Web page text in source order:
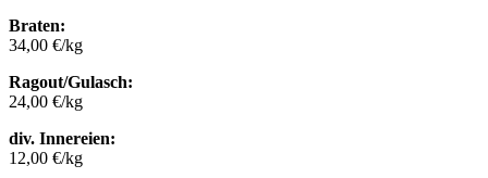
Braten:
34,00 €/kg
Ragout/Gulasch:
24,00 €/kg
div. Innereien:
12,00 €/kg